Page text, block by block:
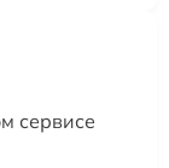
сервисе